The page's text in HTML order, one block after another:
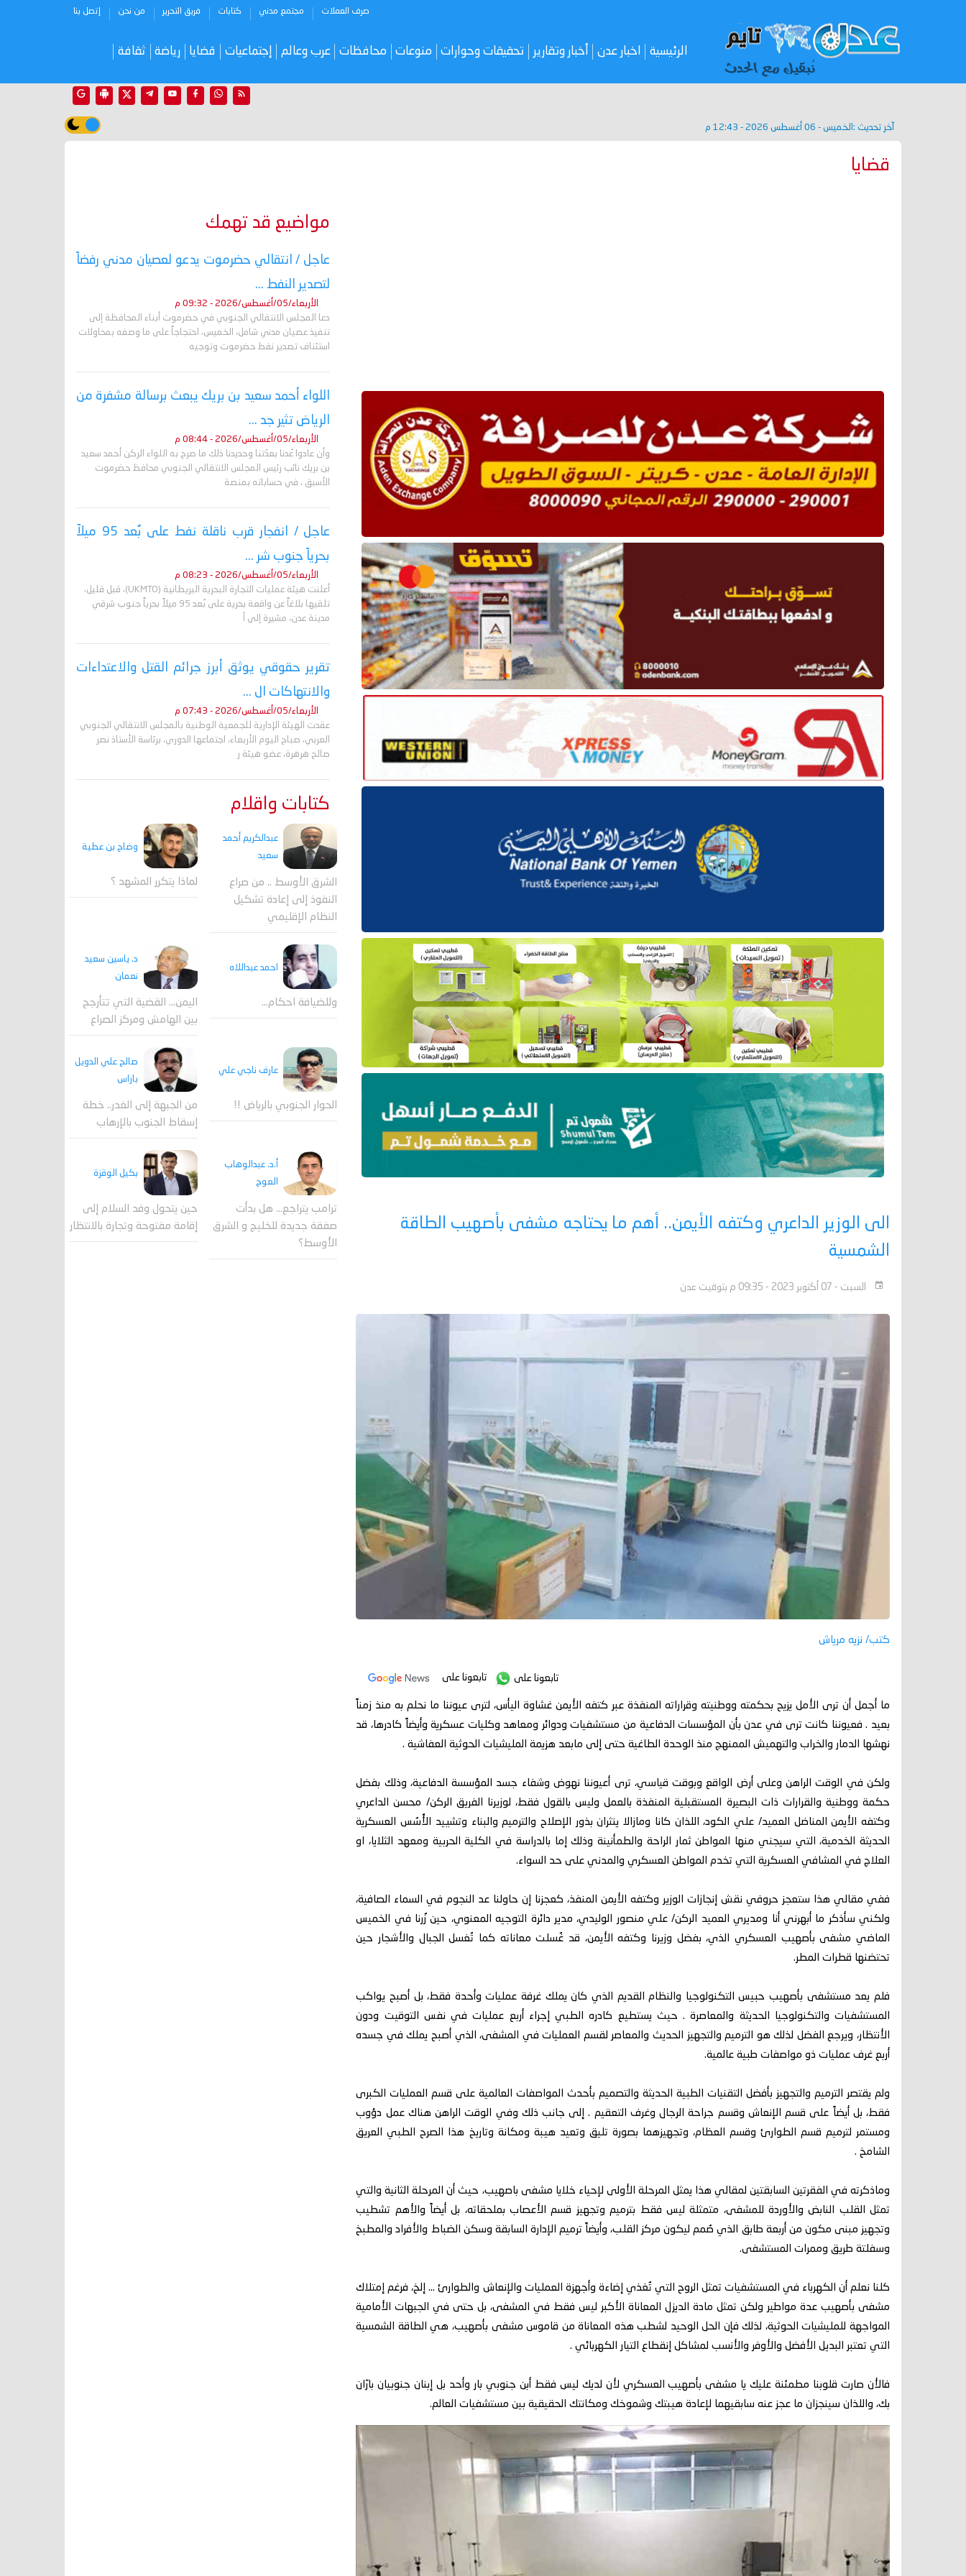
صرف العملات مجتمع مدني كتابات فريق التحرير من نحن إتصل بنا
الرئيسية اخبار عدن أخبار وتقارير تحقيقات وحوارات منوعات محافظات عرب وعالم إجتماعيات قضايا رياضة ثقافة
آخر تحديث : الخميس - 06 أغسطس 2026 - 12:43 م
قضايا
الى الوزير الداعري وكتفه الأيمن.. أهم ما يحتاجه مشفى بأصهيب الطاقة
الشمسية
السبت - 07 أكتوبر 2023 - 09:35 م بتوقيت عدن
كتب/ نزيه مرياش
تابعونا على تابعونا على
ما أجمل أن ترى الأمل يزيح بحكمته ووطنيته وقراراته المنفذة عبر كتفه الأيمن غشاوة اليأس، لترى عيوننا ما نحلم به منذ زمناً
بعيد . فعيوننا كانت ترى في عدن بأن المؤسسات الدفاعية من مستشفيات ودوائر ومعاهد وكليات عسكرية وأيضاً كادرها، قد
نهشها الدمار والخراب والتهميش الممنهج منذ الوحدة الطاغية حتى إلى مابعد هزيمة المليشيات الحوثية العفاشية .
ولكن في الوقت الراهن وعلى أرض الواقع وبوقت قياسي، ترى أعيوننا نهوض وشفاء جسد المؤسسة الدفاعية، وذلك بفضل
حكمة ووطنية والقرارات ذات البصيرة المستقبلية المنفذة بالعمل وليس بالقول فقط، لوزيرنا الفريق الركن/ محسن الداعري
وكتفه الأيمن المناضل العميد/ علي الكود، اللذان كانا ومازالا ينثران بذور الإصلاح والترميم والبناء وتشييد الأُسُس العسكرية
الحديثة الخدمية، التي سيجني منها المواطن ثمار الراحة والطمأنينة وذلك إما بالدراسة في الكلية الحربية ومعهد الثلايا، او
العلاج في المشافي العسكرية التي تخدم المواطن العسكري والمدني على حد السواء.
ففي مقالي هذا ستعجز حروفي نقش إنجازات الوزير وكتفه الأيمن المنفذ، كعجزنا إن حاولنا عد النجوم في السماء الصافية،
ولكني سأذكر ما أبهرني أنا ومديري العميد الركن/ علي منصور الوليدي، مدير دائرة التوجيه المعنوي، حين زُرنا في الخميس
الماضي مشفى بأصهيب العسكري الذي، بفضل وزيرنا وكتفه الأيمن، قد غُسلت معاناته كما تُغسل الجبال والأشجار حين
تحتضنها قطرات المطر.
فلم يعد مستشفى بأصهيب حبيس التكنولوجيا والنظام القديم الذي كان يملك غرفة عمليات وأحدة فقط، بل أصبح يواكب
المستشفيات والتكنولوجيا الحديثة والمعاصرة . حيث يستطيع كادره الطبي إجراء أربع عمليات في نفس التوقيت ودون
الأنتظار، ويرجع الفضل لذلك هو الترميم والتجهيز الحديث والمعاصر لقسم العمليات في المشفى، الذي أصبح يملك في جسده
أربع غرف عمليات ذو مواصفات طبية عالمية.
ولم يقتصر الترميم والتجهيز بأفضل التقنيات الطبية الحديثة والتصميم بأحدث المواصفات العالمية على قسم العمليات الكبرى
فقط، بل أيضاً على قسم الإنعاش وقسم جراحة الرجال وغرف التعقيم . إلى جانب ذلك وفي الوقت الراهن هناك عمل دؤوب
ومستمر لترميم قسم الطوارئ وقسم العظام، وتجهيزهما بصورة تليق وتعيد هيبة ومكانة وتاريخ هذا الصرح الطبي العريق
الشامخ .
وماذكرته في الفقرتين السابقتين لمقالي هذا يمثل المرحلة الأولى لإحياء خلايا مشفى باصهيب، حيث أن المرحلة الثانية والتي
تمثل القلب النابض والأوردة للمشفى، متمثلة ليس فقط بترميم وتجهيز قسم الأعصاب بملحقاته، بل أيضاً والأهم تشطيب
وتجهيز مبنى مكون من أربعة طابق الذي صُمم ليكون مركز القلب، وأيضاً ترميم الإدارة السابقة وسكن الضباط والأفراد والمطبخ
وسفلتة طريق وممرات المستشفى.
كلنا نعلم أن الكهرباء في المستشفيات تمثل الروح التي تُغذي إضاءة وأجهزة العمليات والإنعاش والطوارئ ... إلخ، فرغم إمتلاك
مشفى بأصهيب عدة مواطير ولكن تمثل مادة الديزل المعاناة الأكبر ليس فقط في المشفى، بل حتى في الجبهات الأمامية
المواجهة للمليشيات الحوثية، لذلك فإن الحل الوحيد لشطب هذه المعاناة من قاموس مشفى بأصهيب، هي الطاقة الشمسية
التي تعتبر البديل الأفضل والأوفر والأنسب لمشاكل إنقطاع التيار الكهربائي .
فالأن صارت قلوبنا مطمئنة عليك يا مشفى بأصهيب العسكري لأن لديك ليس فقط أبن جنوبي بار وأحد بل إبنان جنوبيان بارّان
بك، واللذان سينجزان ما عجز عنه سابقيهما لإعادة هيبتك وشموخك ومكانتك الحقيقية بين مستشفيات العالم.
مواضيع قد تهمك
عاجل / انتقالي حضرموت يدعو لعصيان مدني رفضاً
لتصدير النفط ...
الأربعاء/05/أغسطس/2026 - 09:32 م
دعا المجلس الانتقالي الجنوبي في حضرموت أبناء المحافظة إلى
تنفيذ عصيان مدني شامل، الخميس، احتجاجاً على ما وصفه بمحاولات
استئناف تصدير نفط حضرموت وتوجيه
اللواء أحمد سعيد بن بريك يبعث برسالة مشفرة من
الرياض تثير جد ...
الأربعاء/05/أغسطس/2026 - 08:44 م
وأن عادوا عُدنا بعدّتنا وحديدنا ذلك ما صرح به اللواء الركن أحمد سعيد
بن بريك نائب رئيس المجلس الانتقالي الجنوبي محافظ حضرموت
الأسبق ، في حساباته بمنصة
عاجل / انفجار قرب ناقلة نفط على بُعد 95 ميلاً
بحرياً جنوب شر ...
الأربعاء/05/أغسطس/2026 - 08:23 م
أعلنت هيئة عمليات التجارة البحرية البريطانية (UKMTO)، قبل قليل،
تلقيها بلاغاً عن واقعة بحرية على بُعد 95 ميلاً بحرياً جنوب شرقي
مدينة عدن، مشيرة إلى أ
تقرير حقوقي يوثق أبرز جرائم القتل والاعتداءات
والانتهاكات ال ...
الأربعاء/05/أغسطس/2026 - 07:43 م
عقدت الهيئة الإدارية للجمعية الوطنية بالمجلس الانتقالي الجنوبي
العربي، صباح اليوم الأربعاء، اجتماعها الدوري، برئاسة الأستاذ نصر
صالح هرهرة، عضو هيئة ر
كتابات واقلام
عبدالكريم أحمد
سعيد
الشرق الأوسط .. من صراع
النفوذ إلى إعادة تشكيل
النظام الإقليمي
وضاح بن عطية
لماذا يتكرر المشهد ؟
احمد عبداللاه
وللضيافة احكام…
د. ياسين سعيد
نعمان
اليمن… القضية التي تتأرجح
بين الهامش ومركز الصراع
عارف ناجي علي
الحوار الجنوبي بالرياض !!
صالح علي الدويل
باراس
من الجبهة إلى الغدر.. خطة
إسقاط الجنوب بالإرهاب
أ.د. عبدالوهاب
العوج
ترامب يتراجع... هل بدأت
صفقة جديدة للخليج و الشرق
الأوسط؟
بكيل الوقزة
حين يتحول وفد السلام إلى
إقامة مفتوحة وتجارة بالانتظار